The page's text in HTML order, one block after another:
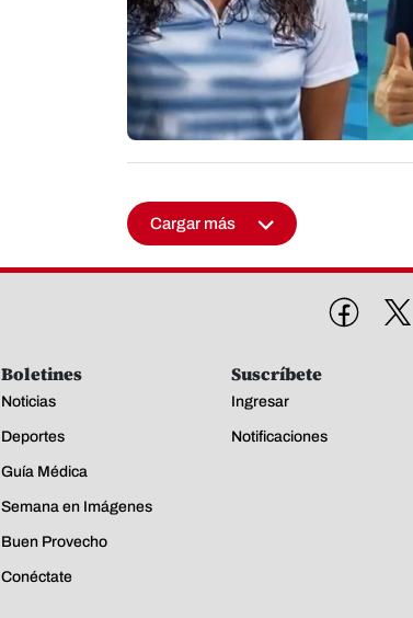
Cargar más
Boletines
Noticias
Deportes
Guía Médica
Semana en Imágenes
Buen Provecho
Conéctate
Suscríbete
Ingresar
Notificaciones